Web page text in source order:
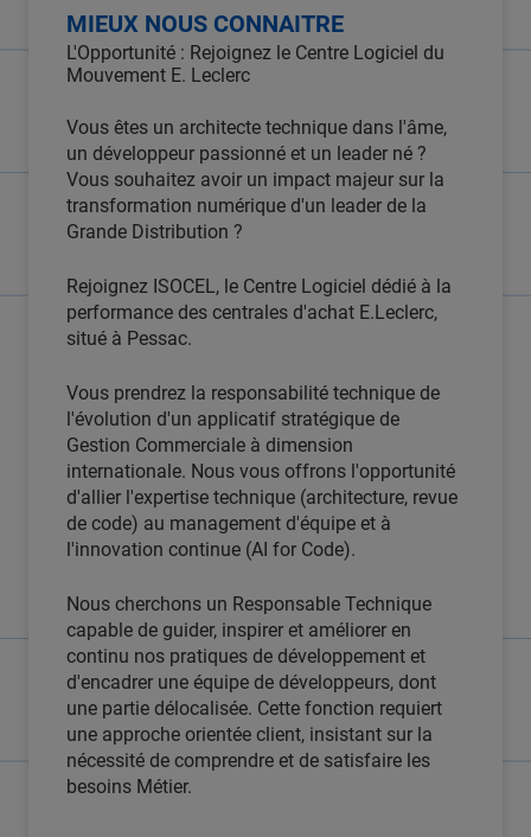
MIEUX NOUS CONNAITRE
L'Opportunité : Rejoignez le Centre Logiciel du
Mouvement E. Leclerc
Vous êtes un architecte technique dans l'âme,
un développeur passionné et un leader né ?
Vous souhaitez avoir un impact majeur sur la
transformation numérique d'un leader de la
Grande Distribution ?
Rejoignez ISOCEL, le Centre Logiciel dédié à la
performance des centrales d'achat E.Leclerc,
situé à Pessac.
Vous prendrez la responsabilité technique de
l'évolution d'un applicatif stratégique de
Gestion Commerciale à dimension
internationale. Nous vous offrons l'opportunité
d'allier l'expertise technique (architecture, revue
de code) au management d'équipe et à
l'innovation continue (AI for Code).
Nous cherchons un Responsable Technique
capable de guider, inspirer et améliorer en
continu nos pratiques de développement et
d'encadrer une équipe de développeurs, dont
une partie délocalisée. Cette fonction requiert
une approche orientée client, insistant sur la
nécessité de comprendre et de satisfaire les
besoins Métier.